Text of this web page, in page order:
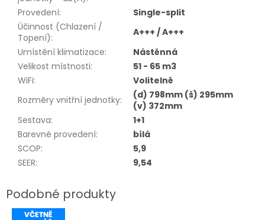
Provedení:
Single-split
Účinnost (Chlazení /
Topení):
A+++ / A+++
Umístění klimatizace:
Nástěnná
Velikost místnosti:
51 - 65 m3
WiFi:
Volitelně
Rozměry vnitřní jednotky:
(d) 798mm (š) 295mm
(v) 372mm
Sestava:
1+1
Barevné provedení:
bílá
SCOP:
5,9
SEER: 9,54